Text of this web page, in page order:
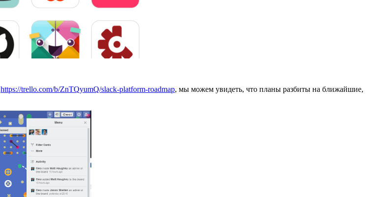
https://trello.com/b/ZnTQyumQ/slack-platform-roadmap, мы можем увидеть, что планы разбиты на ближайшие,